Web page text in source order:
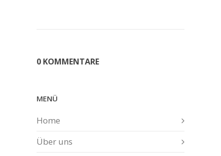
0 KOMMENTARE
MENÜ
Home
Über uns